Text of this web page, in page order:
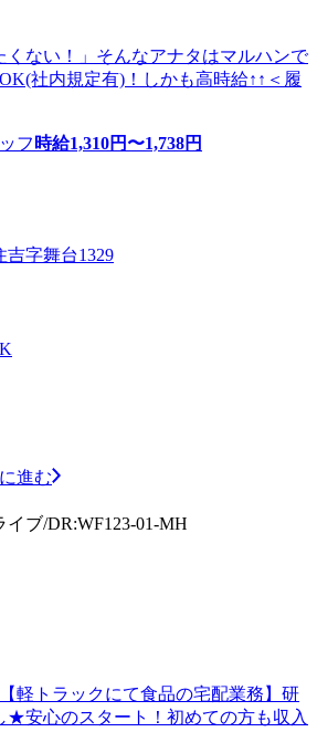
くない！」そんなアナタはマルハンで
社内規定有)！しかも高時給↑↑＜履
フ 時給1,310円〜1,738円
字舞台1329
進む
ブ/DR:WF123-01-MH
軽トラックにて食品の宅配業務】研
★安心のスタート！初めての方も収入